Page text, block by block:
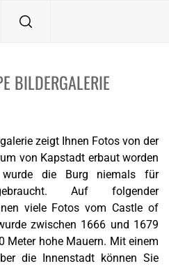
BILDERGALERIE
zeigt Ihnen Fotos von der
von Kapstadt erbaut worden
die Burg niemals für
Auf folgender
viele Fotos vom Castle of
zwischen 1666 und 1679
Meter hohe Mauern. Mit einem
die Innenstadt können Sie